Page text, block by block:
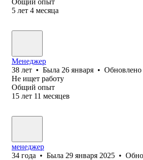
5 лет 4 месяца
Менеджер
38 лет • Была 26 января • Обновлено
Не ищет работу
Общий опыт
15 лет 11 месяцев
менеджер
34 года • Была 29 января 2025 •